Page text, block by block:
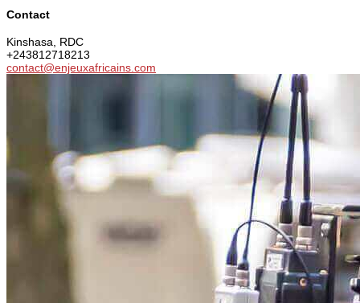
Contact
Kinshasa, RDC
+243812718213
contact@enjeuxafricains.com